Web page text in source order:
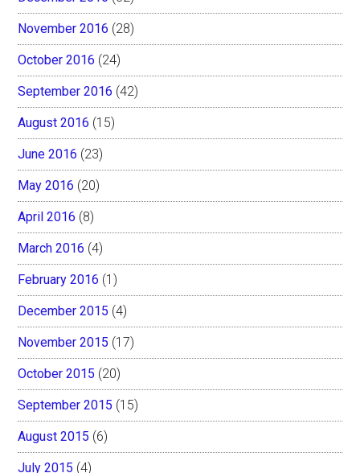
November 2016 (28)
October 2016 (24)
September 2016 (42)
August 2016 (15)
June 2016 (23)
May 2016 (20)
April 2016 (8)
March 2016 (4)
February 2016 (1)
December 2015 (4)
November 2015 (17)
October 2015 (20)
September 2015 (15)
August 2015 (6)
July 2015 (4)